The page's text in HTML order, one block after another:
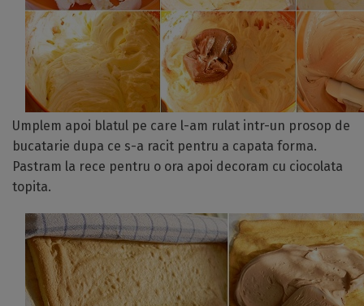
Umplem apoi blatul pe care l-am rulat intr-un prosop de
bucatarie dupa ce s-a racit pentru a capata forma.
Pastram la rece pentru o ora apoi decoram cu ciocolata
topita.